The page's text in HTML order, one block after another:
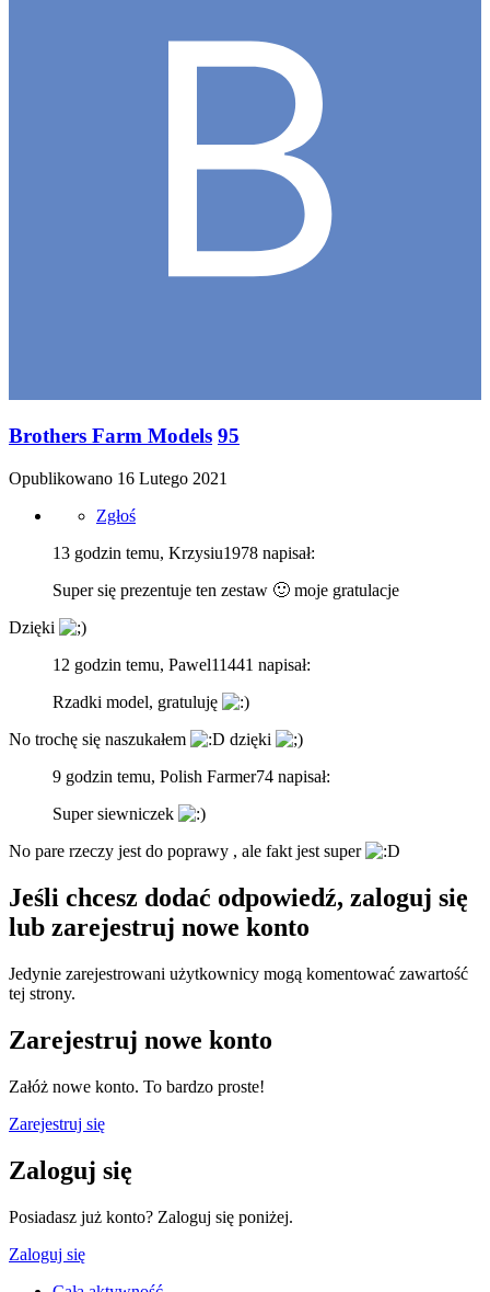
Brothers Farm Models 95
Opublikowano 16 Lutego 2021
Zgłoś
13 godzin temu, Krzysiu1978 napisał:
Super się prezentuje ten zestaw 🙂 moje gratulacje
Dzięki
12 godzin temu, Pawel11441 napisał:
Rzadki model, gratuluję
No trochę się naszukałem
dzięki
9 godzin temu, Polish Farmer74 napisał:
Super siewniczek
No pare rzeczy jest do poprawy , ale fakt jest super
Jeśli chcesz dodać odpowiedź, zaloguj się
lub zarejestruj nowe konto
Jedynie zarejestrowani użytkownicy mogą komentować zawartość
tej strony.
Zarejestruj nowe konto
Załóż nowe konto. To bardzo proste!
Zarejestruj się
Zaloguj się
Posiadasz już konto? Zaloguj się poniżej.
Zaloguj się